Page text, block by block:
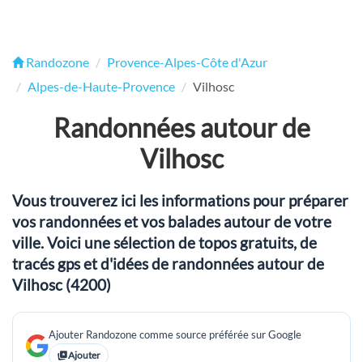
Randozone
Provence-Alpes-Côte d'Azur
Alpes-de-Haute-Provence
Vilhosc
Randonnées autour de
Vilhosc
Vous trouverez ici les informations pour préparer
vos randonnées et vos balades autour de votre
ville. Voici une sélection de topos gratuits, de
tracés gps et d'idées de randonnées autour de
Vilhosc (4200)
Ajouter Randozone comme source préférée sur Google
Ajouter